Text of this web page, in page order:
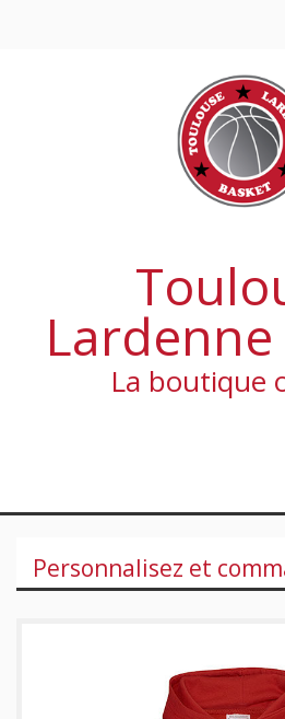
Site Web du
Facebook
Se
Panier (
La boutique
Personnalisez et